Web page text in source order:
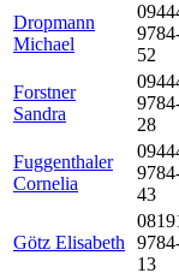
Dropmann
Michael
52
Forstner
Sandra
28
Fuggenthaler
Cornelia
43
Götz Elisabeth
13